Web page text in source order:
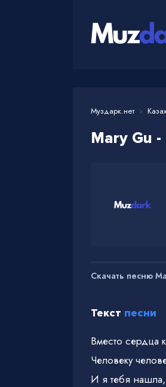
Муздарк.нет
Mary Gu -
Скачать песню
Текст песни
Вместо сердца
Человеку
И я тебя нашла,